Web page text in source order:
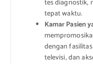
tes diagnostik,
tepat waktu.
Kamar Pasien
dengan
televisi, dan